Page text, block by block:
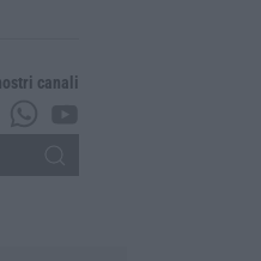
canali